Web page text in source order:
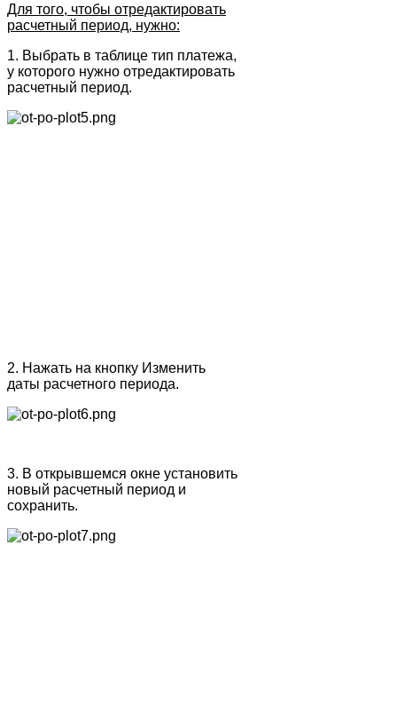
Для того, чтобы отредактировать
расчетный период, нужно:
1. Выбрать в таблице тип платежа,
у которого нужно отредактировать
расчетный период.
2. Нажать на кнопку Изменить
даты расчетного периода.
3. В открывшемся окне установить
новый расчетный период и
сохранить.